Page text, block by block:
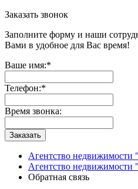
Заказать звонок
Заполните форму и наши
Вами в удобное для Вас время!
Ваше имя:*
Телефон:*
Время звонка:
Заказать
Агентство недвижимости
Агентство недвижимости
Обратная связь